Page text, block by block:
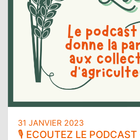
31 JANVIER 2023
🎙️ ECOUTEZ LE